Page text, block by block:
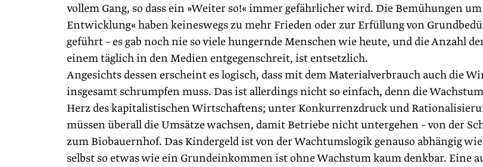
vollem Gang, so dass ein »Weiter so!« immer gefährlicher wird. Die Bemühungen
Entwicklung« haben keineswegs zu mehr Frieden oder zur Erfüllung von
geführt – es gab noch nie so viele hungernde Menschen wie heute, und die Anzahl
einem täglich in den Medien entgegenschreit, ist entsetzlich.
Angesichts dessen erscheint es logisch, dass mit dem Material­verbrauch auch die
insgesamt schrumpfen muss. Das ist allerdings nicht so einfach, denn die
Herz des kapitalistischen Wirtschaftens; unter Konkurrenzdruck und
müssen überall die Umsätze wachsen, damit Betriebe nicht untergehen – von der
zum Biobauernhof. Das Kindergeld ist von der Wachtumslogik genauso abhängig
selbst so etwas wie ein Grundeinkommen ist ohne Wachstum kaum denkbar. Eine